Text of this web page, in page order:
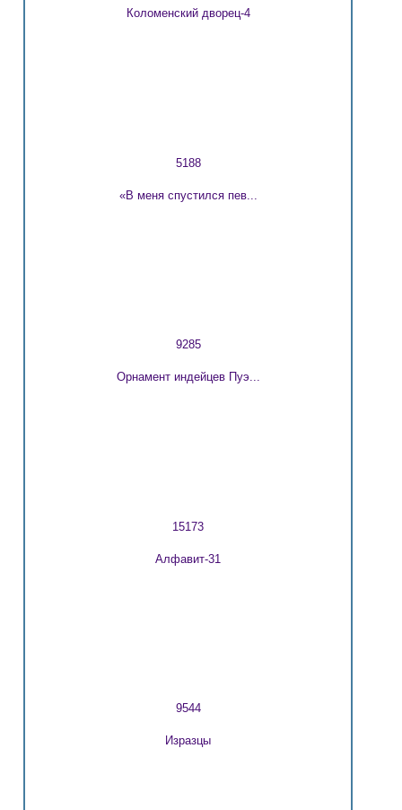
Коломенский дворец-4
5188
«В меня спустился пев...
9285
Орнамент индейцев Пуэ...
15173
Алфавит-31
9544
Изразцы